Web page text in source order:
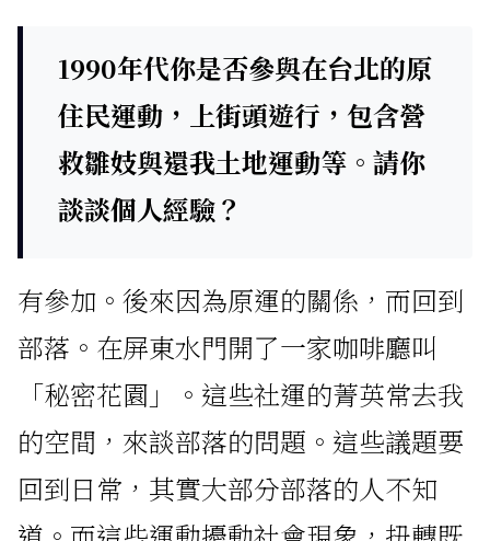
1990年代你是否參與在台北的原
住民運動，上街頭遊行，包含營
救雛妓與還我土地運動等。請你
談談個人經驗？
有參加。後來因為原運的關係，而回到
部落。在屏東水門開了一家咖啡廳叫
「秘密花園」。這些社運的菁英常去我
的空間，來談部落的問題。這些議題要
回到日常，其實大部分部落的人不知